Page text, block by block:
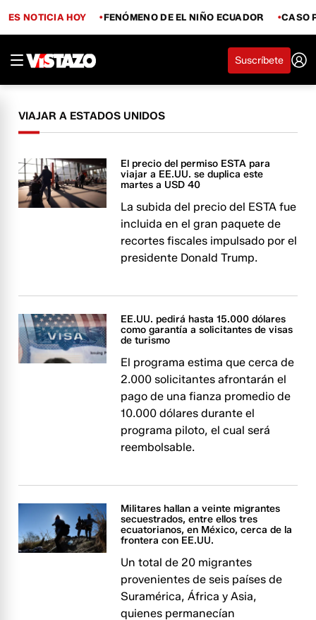
ES NOTICIA HOY FENÓMENO DE EL NIÑO ECUADOR CASO
Suscríbete
VIAJAR A ESTADOS UNIDOS
El precio del permiso ESTA para
viajar a EE.UU. se duplica este
martes a USD 40
La subida del precio del ESTA fue
incluida en el gran paquete de
recortes fiscales impulsado por el
presidente Donald Trump.
EE.UU. pedirá hasta 15.000 dólares
como garantía a solicitantes de visas
de turismo
El programa estima que cerca de
2.000 solicitantes afrontarán el
pago de una fianza promedio de
10.000 dólares durante el
programa piloto, el cual será
reembolsable.
Militares hallan a veinte migrantes
secuestrados, entre ellos tres
ecuatorianos, en México, cerca de la
frontera con EE.UU.
Un total de 20 migrantes
provenientes de seis países de
Suramérica, África y Asia,
quienes permanecían